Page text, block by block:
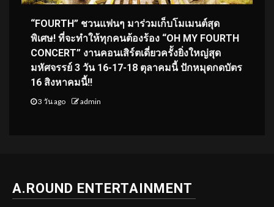
“FOURTH” ชวนแฟนๆ มาร่วมเก็บโมเมนต์สุด
พิเศษ! ที่จะทำให้ทุกคนต้องร้อง “OH MY FOURTH
CONCERT” งานคอนเสิร์ตเดี่ยวครั้งยิ่งใหญ่สุด
มหัศจรรย์ 3 วัน 16-17-18 ตุลาคมนี้ ปักหมุดกดบัตร
16 สิงหาคมนี้!!
3 วัน ago admin
A.ROUND ENTERTAINMENT